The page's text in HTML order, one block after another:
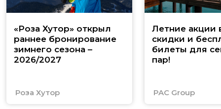
«Роза Хутор» открыл
раннее бронирование
зимнего сезона –
2026/2027
Роза Хутор
Летние акции
скидки и
билеты для
пар!
PAC Group